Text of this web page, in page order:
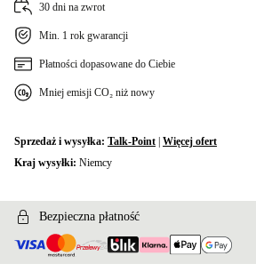
30 dni na zwrot
Min. 1 rok gwarancji
Płatności dopasowane do Ciebie
Mniej emisji CO₂ niż nowy
Sprzedaż i wysyłka: Talk-Point Więcej ofert
Kraj wysyłki: Niemcy
Bezpieczna płatność